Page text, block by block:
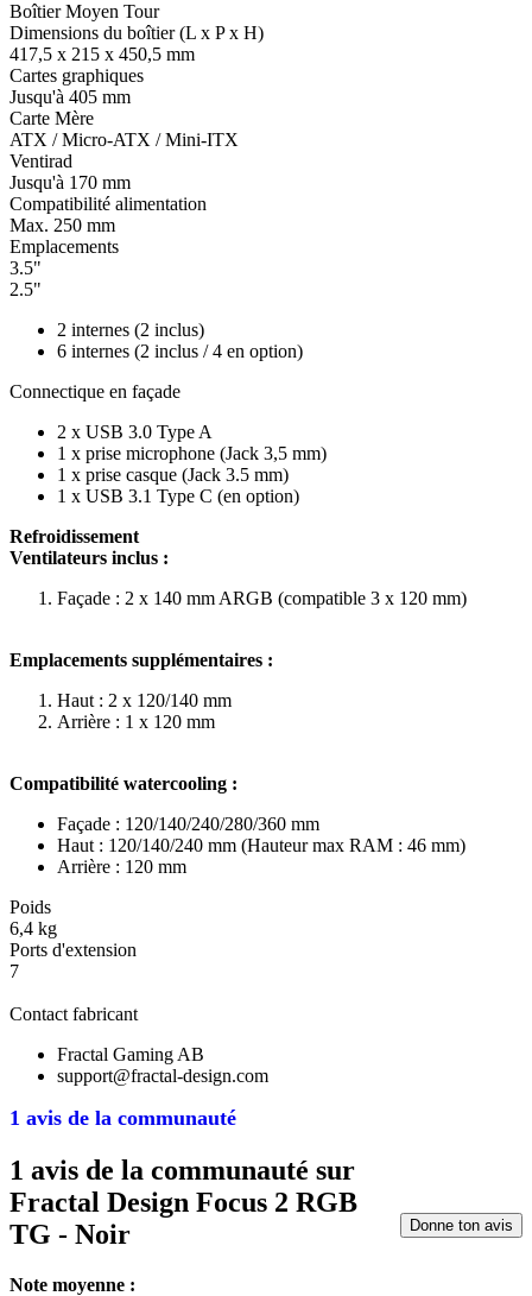
1 avis de la communauté
Boîtier Moyen Tour
Dimensions du boîtier (L x P x H)
417,5 x 215 x 450,5 mm
Cartes graphiques
Jusqu'à 405 mm
Carte Mère
ATX / Micro-ATX / Mini-ITX
Ventirad
Jusqu'à 170 mm
Compatibilité alimentation
Max. 250 mm
Emplacements
3.5"
2.5"
2 internes (2 inclus)
6 internes (2 inclus / 4 en option)
Connectique en façade
2 x USB 3.0 Type A
1 x prise microphone (Jack 3,5 mm)
1 x prise casque (Jack 3.5 mm)
1 x USB 3.1 Type C (en option)
Refroidissement
Ventilateurs inclus :
Façade : 2 x 140 mm ARGB (compatible 3 x 120 mm)
Emplacements supplémentaires :
Haut : 2 x 120/140 mm
Arrière : 1 x 120 mm
Compatibilité watercooling :
Façade : 120/140/240/280/360 mm
Haut : 120/140/240 mm (Hauteur max RAM : 46 mm)
Arrière : 120 mm
Poids
6,4 kg
Ports d'extension
7
Contact fabricant
Fractal Gaming AB
support@fractal-design.com
1 avis de la communauté sur
Fractal Design Focus 2 RGB
TG - Noir
Note moyenne :
Donne ton avis